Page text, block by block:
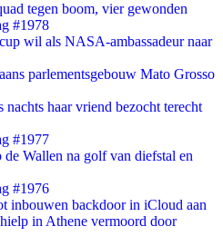
tegen boom, vier gewonden
#1978
wil als NASA-ambassadeur naar
parlementsgebouw Mato Grosso
nachts haar vriend bezocht terecht
#1977
Wallen na golf van diefstal en
#1976
inbouwen backdoor in iCloud aan
in Athene vermoord door